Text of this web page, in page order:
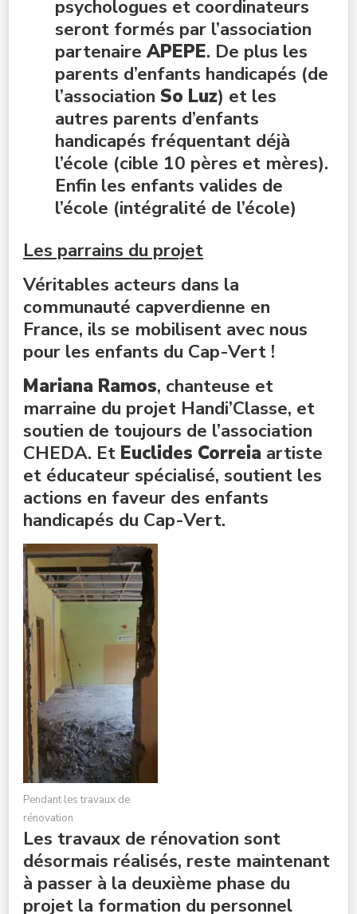
psychologues et coordinateurs
seront formés par l’association
partenaireAPEPE. De plus les
parents d’enfants handicapés (de
l’association So Luz) et les
autres parents d’enfants
handicapés fréquentant déjà
l’école (cible 10 pères et mères).
Enfin les enfants valides de
l’école (intégralité de l’école)
Les parrains du projet
Véritables acteurs dans la
communauté capverdienne en
France, ils se mobilisent avec nous
pour les enfants du Cap-Vert !
Mariana Ramos, chanteuse et
marraine du projet Handi’Classe, et
soutien de toujours de l’association
CHEDA. Et Euclides Correia artiste
et éducateur spécialisé, soutient les
actions en faveur des enfants
handicapés du Cap-Vert.
Pendant les travaux de
rénovation
Les travaux de rénovation sont
désormais réalisés, reste maintenant
à passer à la deuxième phase du
projet la formation du personnel